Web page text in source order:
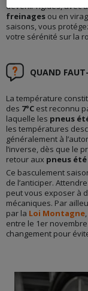
devenir rigides, avec
freinages ou en
saisons, vous
votre sérénité sur la
QUAND
La température
des 7°C est reconnu
laquelle les pneus
les températures
généralement à
l’inverse, dès que le
retour aux pneus été
Ce basculement
de l’anticiper.
peut vous exposer à
mécaniques. Par
par la Loi Montagne
entre le 1er
changement pour